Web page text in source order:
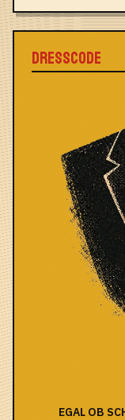
DRESSCODE
EGAL OB